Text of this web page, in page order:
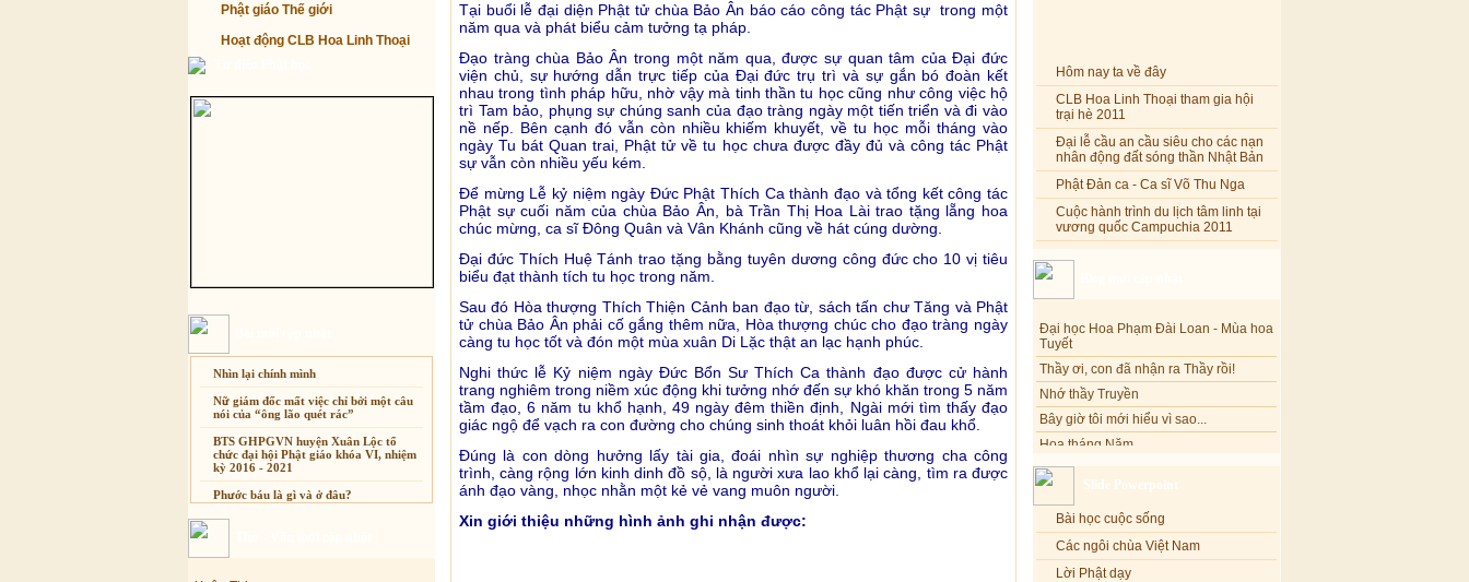
Phật giáo Thế giới
Hoạt động CLB Hoa Linh Thoại
Nhìn lại chính mình
Nữ giám đốc mất việc chỉ bởi một câu
nói của “ông lão quét rác”
BTS GHPGVN huyện Xuân Lộc tổ
chức đại hội Phật giáo khóa VI, nhiệm
kỳ 2016 - 2021
Phước báu là gì và ở đâu?
Sự thương-ghét của con người
Tại buổi lễ đại diện Phật tử chùa Bảo Ân báo cáo công tác Phật sự trong một
năm qua và phát biểu cảm tưởng tạ pháp.
Đạo tràng chùa Bảo Ân trong một năm qua, được sự quan tâm của Đại đức
viện chủ, sự hướng dẫn trực tiếp của Đại đức trụ trì và sự gắn bó đoàn kết
nhau trong tình pháp hữu, nhờ vậy mà tinh thần tu học cũng như công việc hộ
trì Tam bảo, phụng sự chúng sanh của đạo tràng ngày một tiến triển và đi vào
nề nếp. Bên cạnh đó vẫn còn nhiều khiếm khuyết, về tu học mỗi tháng vào
ngày Tu bát Quan trai, Phật tử về tu học chưa được đầy đủ và công tác Phật
sự vẫn còn nhiều yếu kém.
Để mừng Lễ kỷ niệm ngày Đức Phật Thích Ca thành đạo và tổng kết công tác
Phật sự cuối năm của chùa Bảo Ân, bà Trần Thị Hoa Lài trao tặng lẵng hoa
chúc mừng, ca sĩ Đông Quân và Vân Khánh cũng về hát cúng dường.
Đại đức Thích Huệ Tánh trao tặng bằng tuyên dương công đức cho 10 vị tiêu
biểu đạt thành tích tu học trong năm.
Sau đó Hòa thượng Thích Thiện Cảnh ban đạo từ, sách tấn chư Tăng và Phật
tử chùa Bảo Ân phải cố gắng thêm nữa, Hòa thượng chúc cho đạo tràng ngày
càng tu học tốt và đón một mùa xuân Di Lặc thật an lạc hạnh phúc.
Nghi thức lễ Kỷ niệm ngày Đức Bổn Sư Thích Ca thành đạo được cử hành
trang nghiêm trong niềm xúc động khi tưởng nhớ đến sự khó khăn trong 5 năm
tầm đạo, 6 năm tu khổ hạnh, 49 ngày đêm thiền định, Ngài mới tìm thấy đạo
giác ngộ để vạch ra con đường cho chúng sinh thoát khỏi luân hồi đau khổ.
Đúng là con dòng hưởng lấy tài gia, đoái nhìn sự nghiệp thương cha công
trình, càng rộng lớn kinh dinh đồ sộ, là người xưa lao khổ lại càng, tìm ra được
ánh đạo vàng, nhọc nhằn một kẻ vẻ vang muôn người.
Xin giới thiệu những hình ảnh ghi nhận được:
Hôm nay ta về đây
CLB Hoa Linh Thoại tham gia hội
trại hè 2011
Đại lễ cầu an cầu siêu cho các nạn
nhân động đất sóng thần Nhật Bản
Phật Đản ca - Ca sĩ Võ Thu Nga
Cuộc hành trình du lịch tâm linh tại
vương quốc Campuchia 2011
Tuyết
Thầy ơi, con đã nhận ra Thầy rồi!
Nhớ thầy Truyền
Bây giờ tôi mới hiểu vì sao...
Hoa tháng Năm
Tôi mắc nợ ông Sáu
Đi tìm vũ khúc mùa hè
Mơ màng Phật dạy....
Lời thú tội của chị gái nhỏ nhen
Slide Powerpoint
Bài học cuộc sống
Các ngôi chùa Việt Nam
Lời Phật dạy